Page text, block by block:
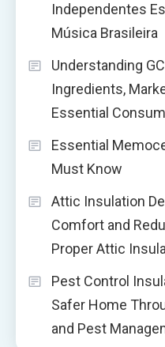
Independentes
Música Brasileira
Understanding
Ingredients,
Essential
Essential
Must Know
Attic Insulation
Comfort and
Proper Attic
Pest Control
Safer Home
and Pest